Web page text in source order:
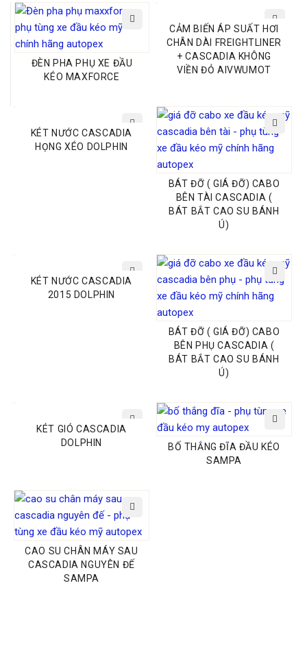
ĐÈN PHA PHỤ XE ĐẦU
KÉO MAXFORCE
CẢM BIẾN ÁP SUẤT HƠI
CHÂN DÀI FREIGHTLINER
+ CASCADIA KHÔNG
VIỀN ĐỎ AIVWUMOT
KÉT NƯỚC CASCADIA
HỌNG XÉO DOLPHIN
BÁT ĐỠ ( GIÁ ĐỠ) CABO
BÊN TÀI CASCADIA (
BÁT BẮT CAO SU BÁNH
Ú)
KÉT NƯỚC CASCADIA
2015 DOLPHIN
BÁT ĐỠ ( GIÁ ĐỠ) CABO
BÊN PHỤ CASCADIA (
BÁT BẮT CAO SU BÁNH
Ú)
KÉT GIÓ CASCADIA
DOLPHIN
BỐ THẮNG ĐĨA ĐẦU KÉO
SAMPA
CAO SU CHÂN MÁY SAU
CASCADIA NGUYÊN ĐẾ
SAMPA